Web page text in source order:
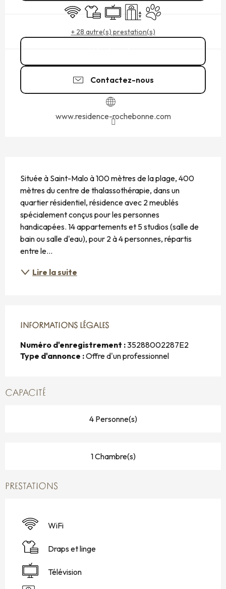
WiFi
Draps et linge
TélévisionAscenseurAnimaux acceptés
+ 28 autre(s) prestation(s)
Contactez-nous
www.residence-rochebonne.com
Située à Saint-Malo à 100 mètres de la plage, 400
mètres du centre de thalassothérapie, dans un
quartier résidentiel, résidence avec 2 meublés
spécialement conçus pour les personnes
handicapées. 14 appartements et 5 studios (salle de
bain ou salle d'eau), pour 2 à 4 personnes, répartis
entre le...
Lire la suite
INFORMATIONS LÉGALES
INFORMATIONS LÉGALES
Numéro d'enregistrement :35288002287E2
Type d'annonce :Offre d'un professionnel
CAPACITÉ
4 Personne(s)
1 Chambre(s)
PRESTATIONS
WiFi
Draps et linge
Télévision